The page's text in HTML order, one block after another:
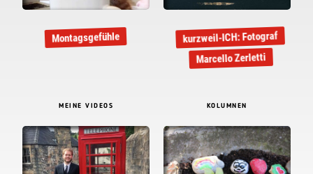
Montagsgefühle kurzweil-ICH: Fotograf
Marcello Zerletti
MEINE VIDEOS KOLUMNEN